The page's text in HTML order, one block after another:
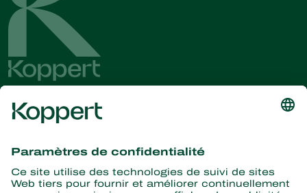
nouvelles et informations
S’abonner ici